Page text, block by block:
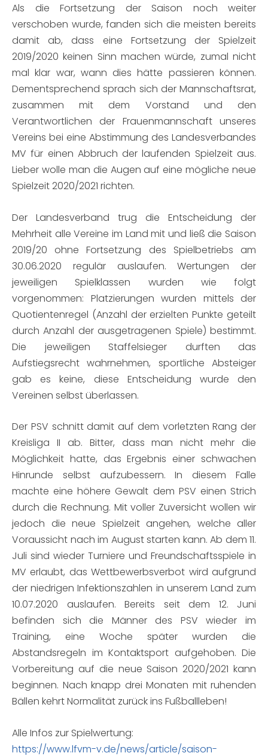
Als die Fortsetzung der Saison noch weiter
verschoben wurde, fanden sich die meisten bereits
damit ab, dass eine Fortsetzung der Spielzeit
2019/2020 keinen Sinn machen würde, zumal nicht
mal klar war, wann dies hätte passieren können.
Dementsprechend sprach sich der Mannschaftsrat,
zusammen mit dem Vorstand und den
Verantwortlichen der Frauenmannschaft unseres
Vereins bei eine Abstimmung des Landesverbandes
MV für einen Abbruch der laufenden Spielzeit aus.
Lieber wolle man die Augen auf eine mögliche neue
Spielzeit 2020/2021 richten.
Der Landesverband trug die Entscheidung der
Mehrheit alle Vereine im Land mit und ließ die Saison
2019/20 ohne Fortsetzung des Spielbetriebs am
30.06.2020 regulär auslaufen. Wertungen der
jeweiligen Spielklassen wurden wie folgt
vorgenommen: Platzierungen wurden mittels der
Quotientenregel (Anzahl der erzielten Punkte geteilt
durch Anzahl der ausgetragenen Spiele) bestimmt.
Die jeweiligen Staffelsieger durften das
Aufstiegsrecht wahrnehmen, sportliche Absteiger
gab es keine, diese Entscheidung wurde den
Vereinen selbst überlassen.
Der PSV schnitt damit auf dem vorletzten Rang der
Kreisliga II ab. Bitter, dass man nicht mehr die
Möglichkeit hatte, das Ergebnis einer schwachen
Hinrunde selbst aufzubessern. In diesem Falle
machte eine höhere Gewalt dem PSV einen Strich
durch die Rechnung. Mit voller Zuversicht wollen wir
jedoch die neue Spielzeit angehen, welche aller
Voraussicht nach im August starten kann. Ab dem 11.
Juli sind wieder Turniere und Freundschaftsspiele in
MV erlaubt, das Wettbewerbsverbot wird aufgrund
der niedrigen Infektionszahlen in unserem Land zum
10.07.2020 auslaufen. Bereits seit dem 12. Juni
befinden sich die Männer des PSV wieder im
Training, eine Woche später wurden die
Abstandsregeln im Kontaktsport aufgehoben. Die
Vorbereitung auf die neue Saison 2020/2021 kann
beginnen. Nach knapp drei Monaten mit ruhenden
Bällen kehrt Normalität zurück ins Fußballleben!
Alle Infos zur Spielwertung:
https://www.lfvm-v.de/news/article/saison-